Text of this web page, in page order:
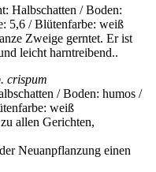
Halbschatten / Boden:
5,6 / Blütenfarbe: weiß
Zweige gerntet. Er ist
leicht harntreibend..
crispum
/ Boden: humos /
weiß
allen Gerichten,
Neuanpflanzung einen